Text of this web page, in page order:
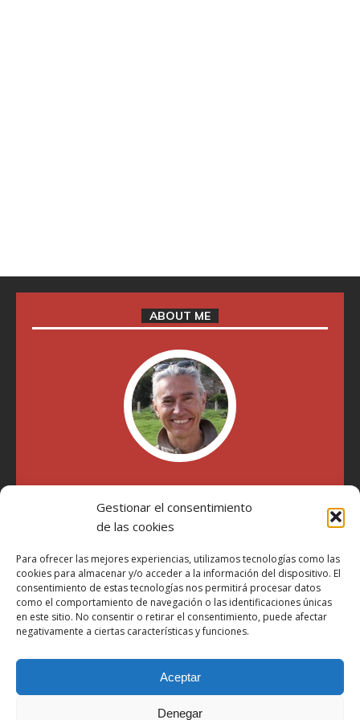
Gestionar el consentimiento
de las cookies
Para ofrecer las mejores experiencias, utilizamos tecnologías como las
cookies para almacenar y/o acceder a la información del dispositivo. El
consentimiento de estas tecnologías nos permitirá procesar datos
como el comportamiento de navegación o las identificaciones únicas
en este sitio. No consentir o retirar el consentimiento, puede afectar
negativamente a ciertas características y funciones.
Aceptar
Denegar
ABOUT ME
"Soy Manel Hospido, nací en Valencia en 1969 y desde el
año 2007 he escrito sobre motos en distintos medios.
Millatrece.com es una apuesta por escribir sobre lo que me
participa"
Aviso Legal
Política de Privacidad
Más Información sobre Cookies